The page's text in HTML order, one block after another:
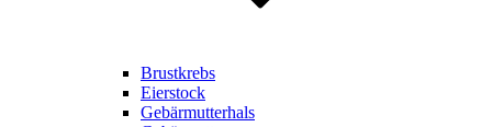
Brustkrebs
Eierstock
Gebärmutterhals